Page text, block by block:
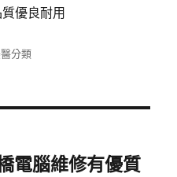
優良耐用
分類
電腦維修有優質